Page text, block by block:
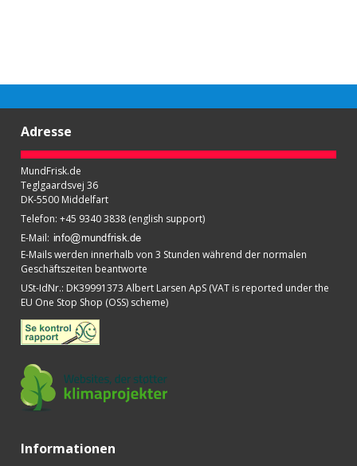
Adresse
MundFrisk.de
Teglgaardsvej 36
DK-5500 Middelfart
Telefon: +45 9340 3838 (english support)
E-Mail:
E-Mails werden innerhalb von 3 Stunden während der normalen
Geschäftszeiten beantworte
USt-IdNr.: DK39991373 Albert Larsen ApS (VAT is reported under the
EU One Stop Shop (OSS) scheme)
Informationen